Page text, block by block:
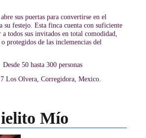
sus puertas para convertirse en el
su festejo. Esta finca cuenta con suficiente
todos sus invitados en total comodidad,
protegidos de las inclemencias del
Desde 50 hasta 300 personas
Los Olvera, Corregidora, Mexico.
Mío